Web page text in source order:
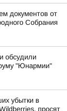
документов от
Собрания
обсудили
"Юнармии"
убытки в
просят